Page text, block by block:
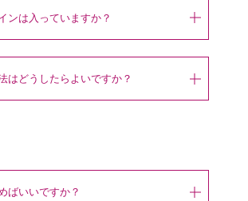
ンは入っていますか？
はどうしたらよいですか？
ばいいですか？